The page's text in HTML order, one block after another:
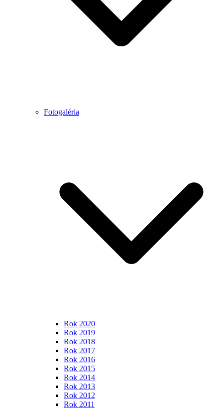
Fotogaléria
Rok 2020
Rok 2019
Rok 2018
Rok 2017
Rok 2016
Rok 2015
Rok 2014
Rok 2013
Rok 2012
Rok 2011